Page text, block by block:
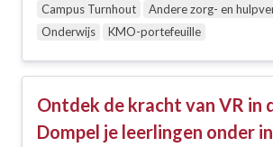
KMO-portefeuille
Campus Turnhout
Andere zorg- en
Onderwijs
KMO-portefeuille
Ontdek de kracht van VR in
Dompel je leerlingen onder